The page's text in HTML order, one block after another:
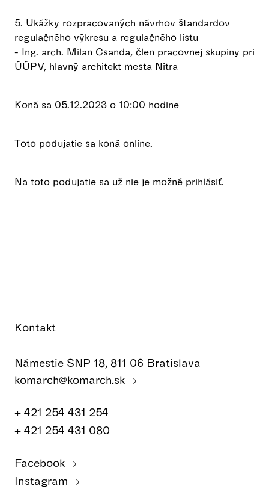
5. Ukážky rozpracovaných návrhov štandardov
regulačného výkresu a regulačného listu
- Ing. arch. Milan Csanda, člen pracovnej skupiny pri
ÚÚPV, hlavný architekt mesta Nitra
Koná sa 05.12.2023 o 10:00 hodine
Toto podujatie sa koná online.
Na toto podujatie sa už nie je možné prihlásiť.
Kontakt
Námestie SNP 18, 811 06 Bratislava
komarch@komarch.sk
+ 421 254 431 254
+ 421 254 431 080
Facebook
Instagram